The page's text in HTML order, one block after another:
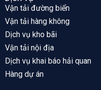
Vận tải đường biển
Vận tải hàng không
Dịch vụ kho bãi
Vận tải nội địa
Dịch vụ khai báo hải quan
Hàng dự án